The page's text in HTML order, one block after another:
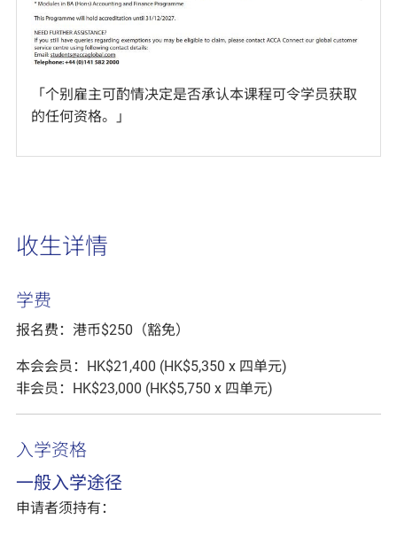
「个别雇主可酌情决定是否承认本课程可令学员获取
的任何资格。」
收生详情
学费
报名费：港币$250（豁免）
本会会员：HK$21,400 (HK$5,350 x 四单元)
非会员：HK$23,000 (HK$5,750 x 四单元)
入学资格
一般入学途径
申请者须持有：